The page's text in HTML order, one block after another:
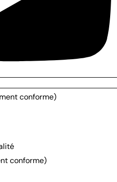
conforme)
conforme)